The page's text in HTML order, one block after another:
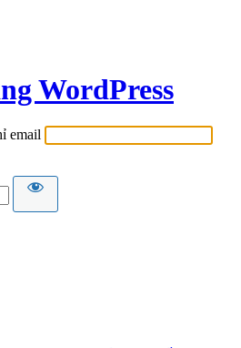
WordPress
email